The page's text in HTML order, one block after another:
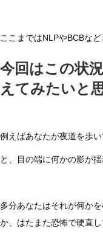
ここまではNLPやBCBな
今回はこの状
えてみたいと思
例えばあなたが夜道を歩
と、目の端に何かの影が揺
多分あなたはそれが何か
か、はたまた恐怖で硬直